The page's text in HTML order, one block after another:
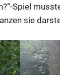
Spiel
sie